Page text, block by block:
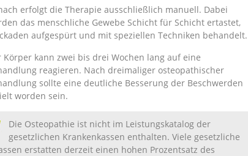
erfolgt die Therapie ausschließlich manuell. Dabei
das menschliche Gewebe Schicht für Schicht ertastet,
aufgespürt und mit speziellen Techniken behandelt.
Körper kann zwei bis drei Wochen lang auf eine
reagieren. Nach dreimaliger osteopathischer
sollte eine deutliche Besserung der Beschwerden
worden sein.
Die Osteopathie ist nicht im Leistungskatalog der
gesetzlichen Krankenkassen enthalten. Viele gesetzliche
erstatten derzeit einen hohen Prozentsatz des